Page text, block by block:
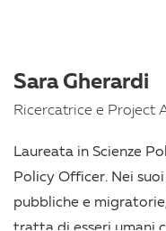
processuale con
Pro Bono per i
Parallelamente alla
formazione e al
campo della
Sara Gherardi
Ricercatrice e Project
Laureata in Scienze
Policy Officer. Nei
pubbliche e